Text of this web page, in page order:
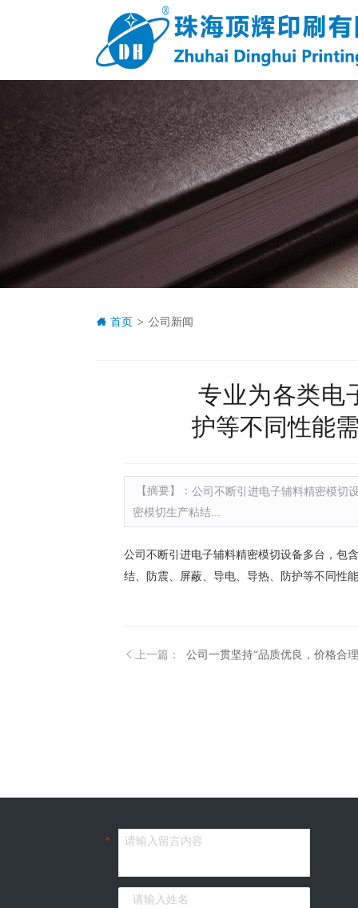
首页 > 公司新闻
专业为各类电
护等不同性能
【摘要】： 公司不断引进电子辅料精密模切
密模切生产粘结...
公司不断引进电子辅料精密模切设备多台，包
结、防震、屏蔽、导电、导热、防护等不同性
上一篇：
*